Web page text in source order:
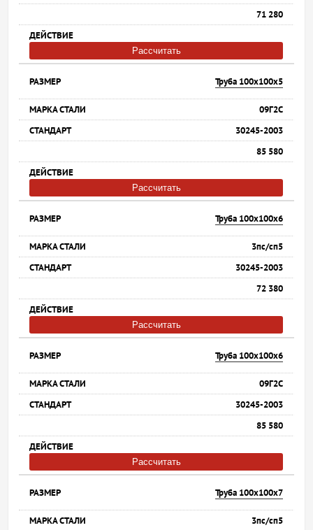
71 280
Рассчитать
Труба 100х100х5
09Г2С
30245-2003
85 580
Рассчитать
Труба 100х100х6
3пс/сп5
30245-2003
72 380
Рассчитать
Труба 100х100х6
09Г2С
30245-2003
85 580
Рассчитать
Труба 100х100х7
3пс/сп5